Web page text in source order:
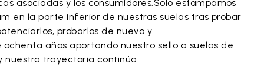
asociadas y los consumidores.Solo estampamos
en la parte inferior de nuestras suelas tras probar
probarlos de nuevo y
años aportando nuestro sello a suelas de
nuestra trayectoria continúa.